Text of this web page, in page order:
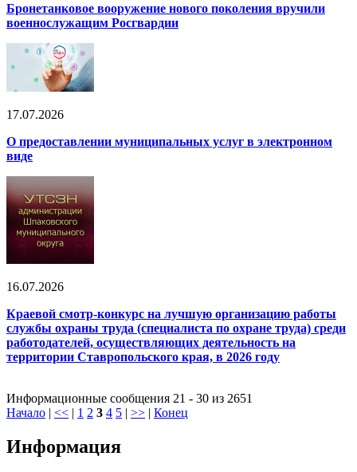
Бронетанковое вооружение нового поколения вручили
военнослужащим Росгвардии
17.07.2026
О предоставлении муниципальных услуг в электронном
виде
16.07.2026
Краевой смотр-конкурс на лучшую организацию работы
службы охраны труда (специалиста по охране труда) среди
работодателей, осуществляющих деятельность на
территории Ставропольского края, в 2026 году
Информационные сообщения 21 - 30 из 2651
Начало | << | 1 2 3 4 5 | >> | Конец
Информация